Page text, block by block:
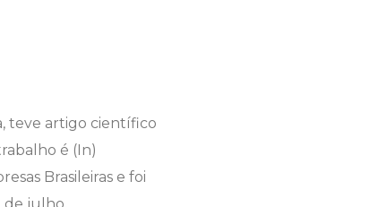
teve artigo científico
é (In)
Brasileiras e foi